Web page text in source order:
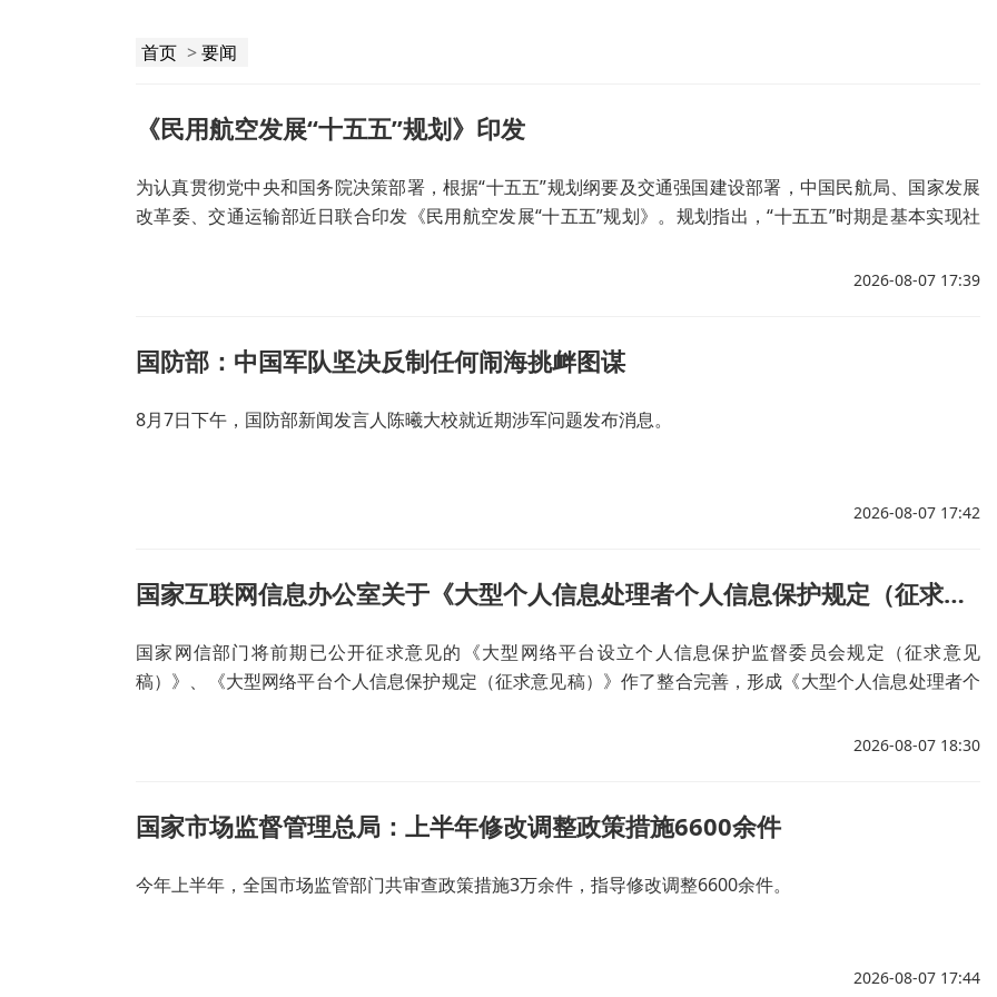
首页 >要闻
《民用航空发展“十五五”规划》印发
为认真贯彻党中央和国务院决策部署，根据“十五五”规划纲要及交通强国建设部署，中国民航局、国家发展
改革委、交通运输部近日联合印发《民用航空发展“十五五”规划》。规划指出，“十五五”时期是基本实现社
2026-08-07 17:39
国防部：中国军队坚决反制任何闹海挑衅图谋
8月7日下午，国防部新闻发言人陈曦大校就近期涉军问题发布消息。
2026-08-07 17:42
国家互联网信息办公室关于《大型个人信息处理者个人信息保护规定（征求意见稿）》公开征求意见的通知
国家网信部门将前期已公开征求意见的《大型网络平台设立个人信息保护监督委员会规定（征求意见
稿）》、《大型网络平台个人信息保护规定（征求意见稿）》作了整合完善，形成《大型个人信息处理者个
2026-08-07 18:30
国家市场监督管理总局：上半年修改调整政策措施6600余件
今年上半年，全国市场监管部门共审查政策措施3万余件，指导修改调整6600余件。
2026-08-07 17:44